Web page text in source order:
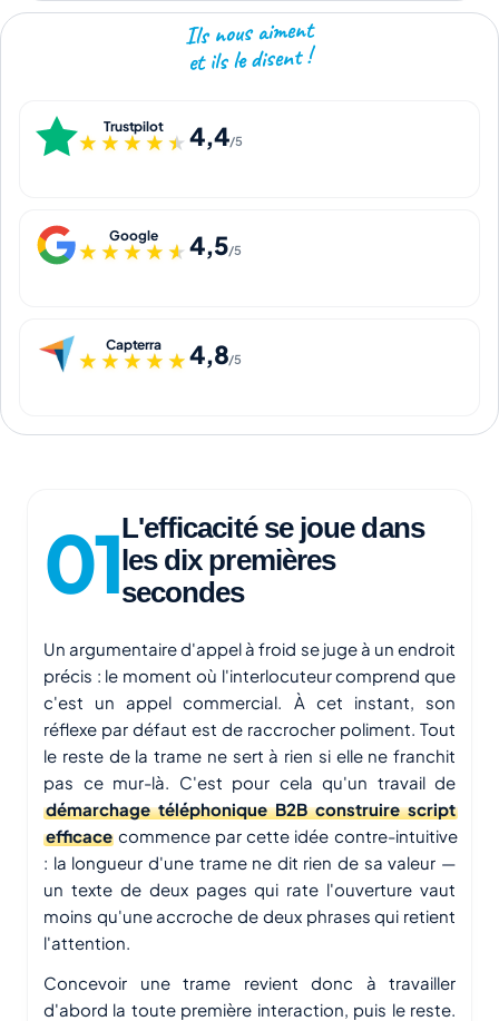
Ils nous aiment
et ils le disent !
Trustpilot
★★★★★
★★★★★ 4,4/5
Google
★★★★★
★★★★★ 4,5/5
Capterra
★★★★★
★★★★★4,8/5
L'efficacité se joue dans
les dix premières
secondes
Un argumentaire d'appel à froid se juge à un endroit
précis : le moment où l'interlocuteur comprend que
c'est un appel commercial. À cet instant, son
réflexe par défaut est de raccrocher poliment. Tout
le reste de la trame ne sert à rien si elle ne franchit
pas ce mur-là. C'est pour cela qu'un travail de
démarchage téléphonique B2B construire script
efficace commence par cette idée contre-intuitive
: la longueur d'une trame ne dit rien de sa valeur —
un texte de deux pages qui rate l'ouverture vaut
moins qu'une accroche de deux phrases qui retient
l'attention.
Concevoir une trame revient donc à travailler
d'abord la toute première interaction, puis le reste.